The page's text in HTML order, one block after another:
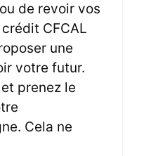
de revoir vos
CFCAL
une
votre futur.
prenez le
Cela ne